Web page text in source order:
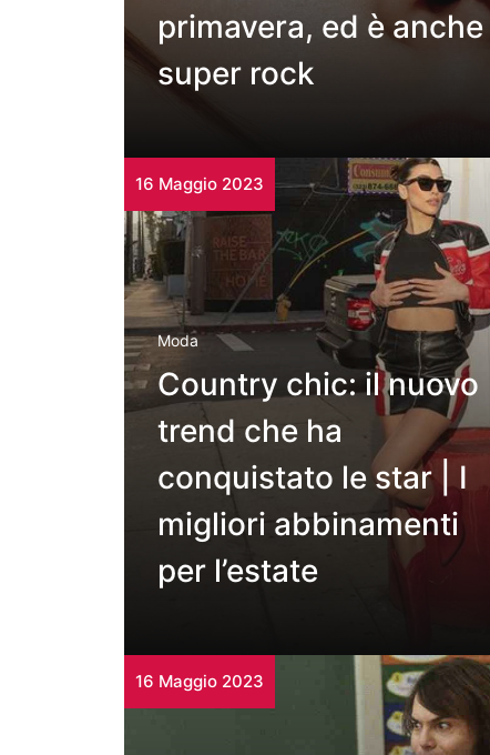
primavera, ed è anche
super rock
16 Maggio 2023
Moda
Country chic: il nuovo
trend che ha
conquistato le star | I
migliori abbinamenti
per l’estate
16 Maggio 2023